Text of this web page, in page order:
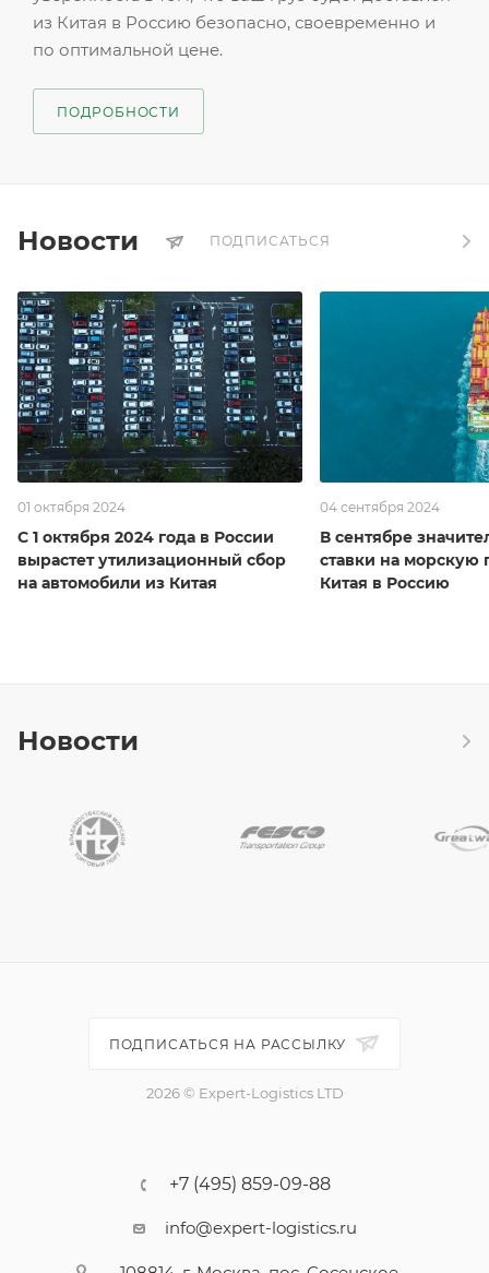
из Китая в Россию безопасно, своевременно и
по оптимальной цене.
ПОДРОБНОСТИ
Новости ПОДПИСАТЬСЯ
01 октября 2024
С 1 октября 2024 года в России
вырастет утилизационный сбор
на автомобили из Китая
04 сентября 2024
В сентябре
ставки на морскую
Китая в Россию
Новости
ПОДПИСАТЬСЯ НА РАССЫЛКУ
2026 © Expert-Logistics LTD
+7 (495) 859-09-88
info@expert-logistics.ru